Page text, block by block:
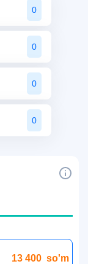
0
0
0
0
13 400 so'm